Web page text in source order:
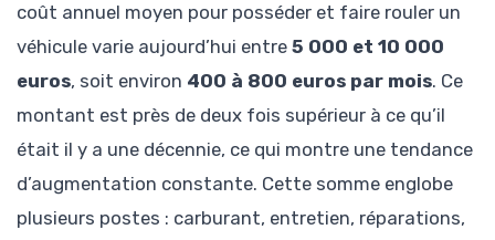
coût annuel moyen pour posséder et faire rouler un
véhicule varie aujourd’hui entre 5 000 et 10 000
euros, soit environ 400 à 800 euros par mois. Ce
montant est près de deux fois supérieur à ce qu’il
était il y a une décennie, ce qui montre une tendance
d’augmentation constante. Cette somme englobe
plusieurs postes : carburant, entretien, réparations,